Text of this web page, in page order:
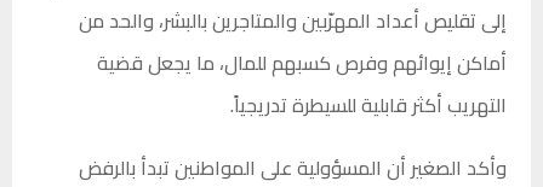
إلى تقليص أعداد المهرّبين والمتاجرين بالبشر، والحد من
أماكن إيوائهم وفرص كسبهم للمال، ما يجعل قضية
التهريب أكثر قابلية للسيطرة تدريجياً.
وأكد الصغير أن المسؤولية على المواطنين تبدأ بالرفض